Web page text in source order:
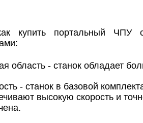
купить портальный ЧПУ
область - станок обладает
- станок в базовой
высокую скорость и